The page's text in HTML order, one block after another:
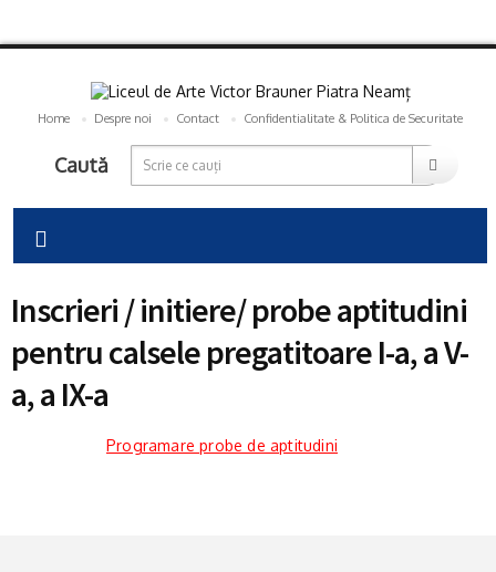
Home Despre noi Contact Confidentialitate & Politica de Securitate
Caută
Inscrieri / initiere/ probe aptitudini
pentru calsele pregatitoare I-a, a V-
a, a IX-a
Programare probe de aptitudini